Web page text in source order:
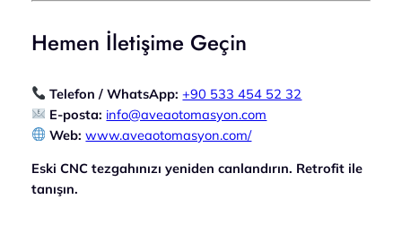
Hemen İletişime Geçin
Telefon / WhatsApp: +90 533 454 52 32
E-posta: info@aveaotomasyon.com
Web: www.aveaotomasyon.com/
Eski CNC tezgahınızı yeniden canlandırın. Retrofit ile
tanışın.